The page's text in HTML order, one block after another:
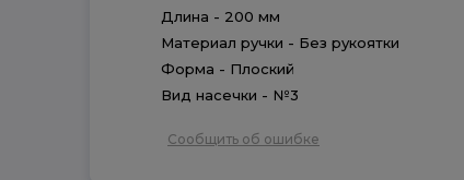
Длина - 200 мм
Материал ручки - Без рукоятки
Форма - Плоский
Вид насечки - №3
Сообщить об ошибке